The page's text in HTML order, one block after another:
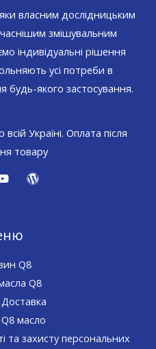
власним дослідницьким
змішувальним
індивідуальні рішення
усі потреби в
будь-якого застосування.
Україні. Оплата після
товару
Q8
Q8
масло
та захисту персональних